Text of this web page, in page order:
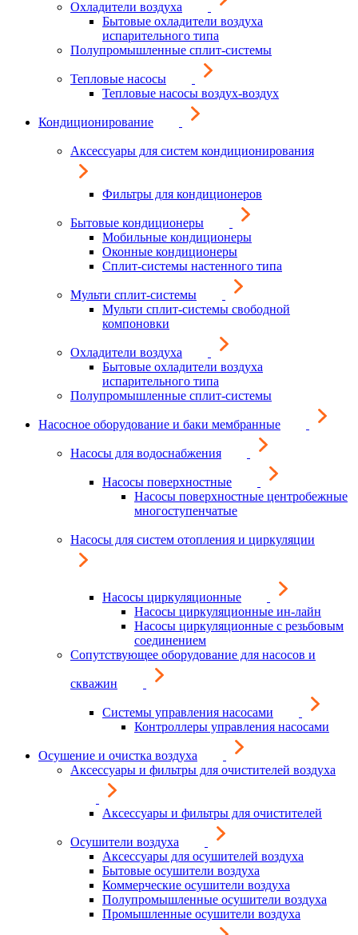
Охладители воздуха
Бытовые охладители воздуха
испарительного типа
Полупромышленные сплит-системы
Тепловые насосы
Тепловые насосы воздух-воздух
Кондиционирование
Аксессуары для систем кондиционирования
Фильтры для кондиционеров
Бытовые кондиционеры
Мобильные кондиционеры
Оконные кондиционеры
Сплит-системы настенного типа
Мульти сплит-системы
Мульти сплит-системы свободной
компоновки
Охладители воздуха
Бытовые охладители воздуха
испарительного типа
Полупромышленные сплит-системы
Насосное оборудование и баки мембранные
Насосы для водоснабжения
Насосы поверхностные
Насосы поверхностные центробежные
многоступенчатые
Насосы для систем отопления и циркуляции
Насосы циркуляционные
Насосы циркуляционные ин-лайн
Насосы циркуляционные с резьбовым
соединением
Сопутствующее оборудование для насосов и
скважин
Системы управления насосами
Контроллеры управления насосами
Осушение и очистка воздуха
Аксессуары и фильтры для очистителей воздуха
Аксессуары и фильтры для очистителей
Осушители воздуха
Аксессуары для осушителей воздуха
Бытовые осушители воздуха
Коммерческие осушители воздуха
Полупромышленные осушители воздуха
Промышленные осушители воздуха